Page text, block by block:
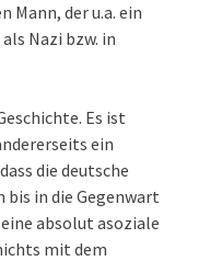
Mann, der u.a. ein
Nazi bzw. in
Es ist
ein
die deutsche
in die Gegenwart
absolut asoziale
mit dem